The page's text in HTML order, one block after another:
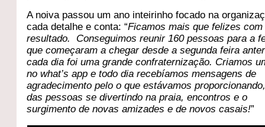
A noiva passou um ano inteirinho focado na
cada detalhe e conta: “Ficamos mais que felizes com
resultado. Conseguimos reunir 160 pessoas para a
que começaram a chegar desde a segunda feira
cada dia foi uma grande confraternização. Criamos
no what’s app e todo dia recebíamos mensagens de
agradecimento pelo o que estávamos
das pessoas se divertindo na praia, encontros e o
surgimento de novas amizades e de novos casais!”